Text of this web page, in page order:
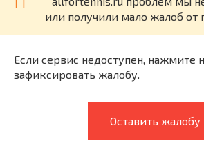
или получили мало жалоб от
Если сервис недоступен, нажмите
зафиксировать жалобу.
Оставить жалобу